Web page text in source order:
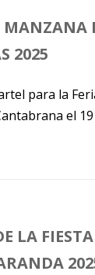
MANZANA
2025
para la
el
LA